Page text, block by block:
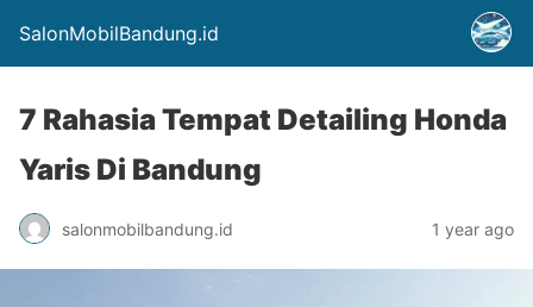
SalonMobilBandung.id
7 Rahasia Tempat Detailing Honda
Yaris Di Bandung
salonmobilbandung.id 1 year ago